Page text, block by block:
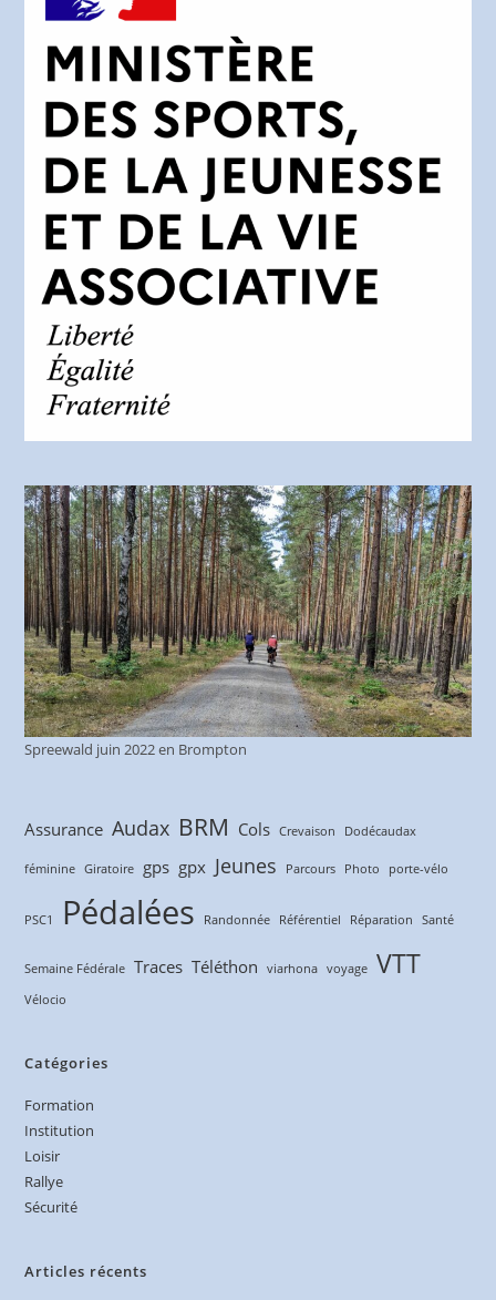
Spreewald juin 2022 en Brompton
Assurance Audax BRM Cols Crevaison Dodécaudax
féminine Giratoire gps gpx Jeunes Parcours Photo porte-vélo
PSC1 Pédalées Randonnée Référentiel Réparation Santé
Semaine Fédérale Traces Téléthon viarhona voyage VTT
Vélocio
Catégories
Formation
Institution
Loisir
Rallye
Sécurité
Articles récents